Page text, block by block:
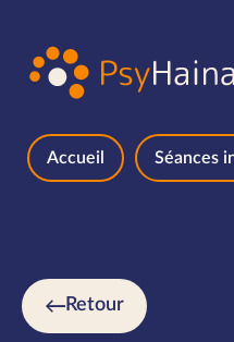
Accueil Séances
Retour